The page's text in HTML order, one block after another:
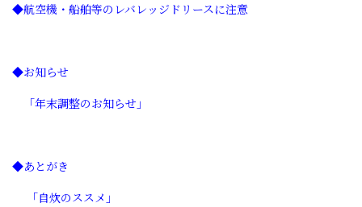
◆航空機・船舶等のレバレッジドリースに注意
◆お知らせ
「年末調整のお知らせ 」
◆あとがき
「自炊のススメ」